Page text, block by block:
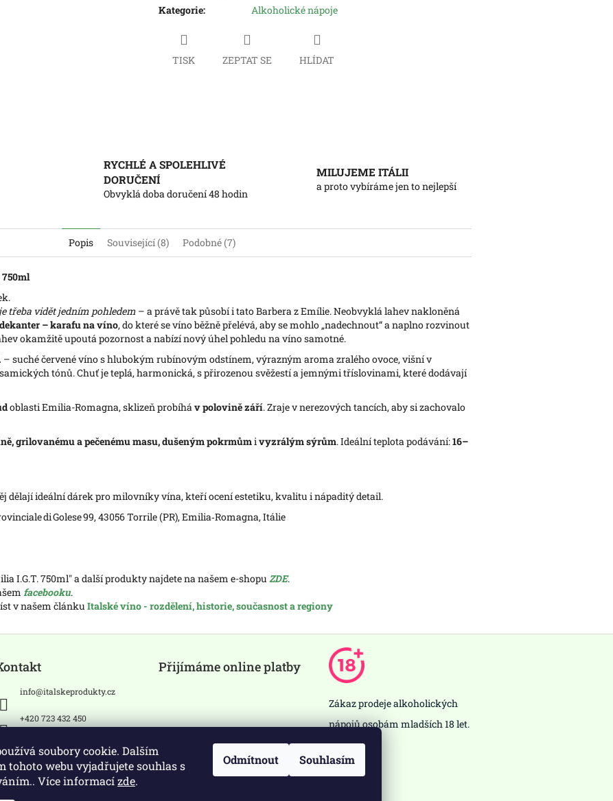
soubory cookie. Dalším
tohoto webu vyjadřujete souhlas s
Více informacízde.
Odmítnout Souhlasím
Kategorie: Alkoholické nápoje
TISK ZEPTAT SE HLÍDAT
RYCHLÉ A SPOLEHLIVÉ
DORUČENÍ
Obvyklá doba doručení 48 hodin
MILUJEME ITÁLII
a proto vybíráme jen to nejlepší
Popis Související (8) Podobné (7)
750ml
třeba vidět jedním pohledem – a právě tak působí i tato Barbera z Emílie. Neobvyklá lahev nakloněná
dekanter – karafu na víno, do které se víno běžně přelévá, aby se mohlo „nadechnout“ a naplno rozvinout
okamžitě upoutá pozornost a nabízí nový úhel pohledu na víno samotné.
– suché červené víno s hlubokým rubínovým odstínem, výrazným aroma zralého ovoce, višní v
tónů. Chuť je teplá, harmonická, s přirozenou svěžestí a jemnými tříslovinami, které dodávají
oblasti Emilia-Romagna, sklizeň probíháv polovině září. Zraje v nerezových tancích, aby si zachovalo
grilovanému a pečenému masu, dušeným pokrmůmivyzrálým sýrům. Ideální teplota podávání:16–
dělají ideální dárek pro milovníky vína, kteří ocení estetiku, kvalitu i nápaditý detail.
di Golese 99, 43056 Torrile (PR), Emilia‑Romagna, Itálie
I.G.T. 750ml" a další produkty najdete na našem e-shopu ZDE.
facebooku.
v našem článku Italské víno - rozdělení, historie, současnost a regiony
info@italskeprodukty.cz
+420 723 432 450
Sledujte nás na Facebooku
Přijímáme online platby
Zákaz prodeje alkoholických
nápojů osobám mladších 18 let.